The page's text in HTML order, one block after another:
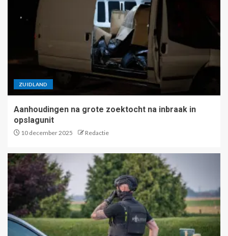
ZUIDLAND
Aanhoudingen na grote zoektocht na inbraak in
opslagunit
10 december 2025 Redactie